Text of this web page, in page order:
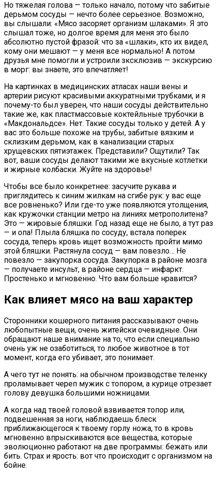
Но тяжелая голова — только начало, потому что забитые
дерьмом сосуды — нечто более серьезное. Возможно,
вы слышали: «Мясо засоряет организм шлаками». Я это
слышал тоже, но долгое время для меня это было
абсолютно пустой фразой: что за «шлаки», кто их видел,
кому они мешают — у меня все нормально! А потом
друзья мне помогли и устроили зксклюзив — экскурсию
в морг: вы знаете, это впечатляет!
На картинках в медицинских атласах наши вены и
артерии рисуют красивыми аккуратными трубками, и я
почему-то был уверен, что наши сосуды действительно
такие же, как пластмассовые коктейльные трубочки в
«Макдональдсе». Нет. Такие сосуды только у детей. А у
вас это больше похоже на трубы, забитые вязким и
склизким дерьмом, как в канализации старых
хрущевских пятиэтажек. Представили? Ощутили? Так
вот, ваши сосуды делают такими же вкусные котлетки
и жирные колбаски. Жуйте на здоровье!
Чтобы все было конкретнее: засучите рукава и
приглядитесь к синим жилкам на сгибе рук: у вас еще
все ровненько? Или где-то уже появляются утолщения,
как кружочки станции метро на линиях метрополитена?
Это — жировые бляшки. Год назад еще не было, а тут раз
— и опа! Плыла бляшка по сосуду, встала поперек
сосуда, теперь кровь ищет возможность пройти мимо
этой бляшки. Растянула сосуд — вам повезло… Не
повезло — закупорка сосуда. Закупорка в районе мозга
— получаете инсульт, в районе сердца — инфаркт.
Простенько и мгновенно. Что вам больше нравится?
Как влияет мясо на ваш характер
Сторонники кошерного питания рассказывают очень
любопытные вещи, очень житейски очевидные. Они
обращают наше внимание на то, что если специально
очень уж не озаботиться, то любое животное в тот
момент, когда его убивает, это понимает.
А чего тут не понять: на обычном производстве теленку
проламывает череп мужик с топором, а курице отрезает
голову девушка большими ножницами.
А когда над твоей головой взвивается топор или,
подвешенная за ноги, наблюдаешь блеск
приближающегося к твоему горлу ножа, то в кровь
мгновенно впрыскиваются все вещества, которые
эволюционно работают на две программы: бежать или
бить. Страх и ярость: вот что происходит с организмом на
бойне.